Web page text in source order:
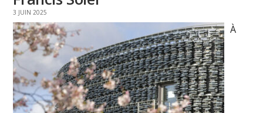
3 JUIN 2025
À